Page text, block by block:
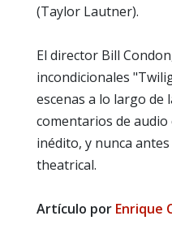
(Taylor Lautner).
El director Bill
incondicionales
escenas a lo largo de
comentarios de audio
inédito, y nunca
theatrical.
Artículo por Enrique